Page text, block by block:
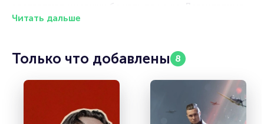
заставляют мурашки бежать по коже. Легендарные
группы и молодые герои нового поколения выбирают
концерты в Краснодаре! Наш календарь охватывает
концерты на любой вкус: от клубных выступлений до
концертов — самые горячие даты уже там.
2026 уже окрестили годом больших рок-
Читать дальше
Только что добавлены 8